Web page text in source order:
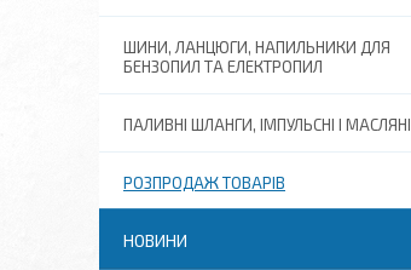
ШИНИ, ЛАНЦЮГИ, НАПИЛЬНИКИ ДЛЯ
БЕНЗОПИЛ ТА ЕЛЕКТРОПИЛ
ПАЛИВНІ ШЛАНГИ, ІМПУЛЬСНІ І МАСЛЯНІ
РОЗПРОДАЖ ТОВАРІВ
НОВИНИ